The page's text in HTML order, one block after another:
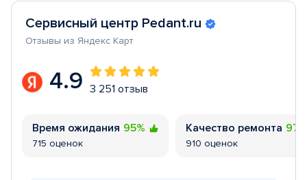
Сервисный центр Pedant.ru
Отзывы из Яндекс Карт
4.9 3 251 отзыв
Время ожидания 95%
715 оценок
Качество ремонта
910 оценок